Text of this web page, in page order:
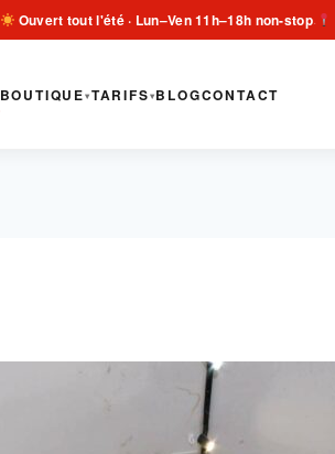
Ouvert tout l'été · Lun–Ven 11h–18h non-stop·
BOUTIQUE▾TARIFS▾BLOGCONTACT